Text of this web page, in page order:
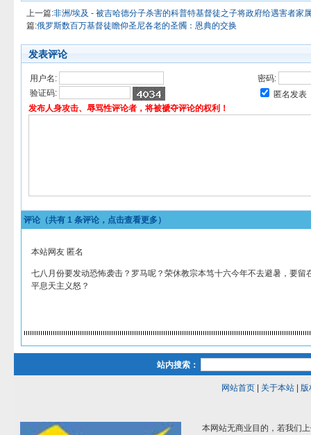
上一篇:非洲/埃及 - 被吉哈德分子杀害的科普特基督徒之子将政府给遇害者家
篇:俄罗斯数百万基督徒瞻仰圣尼各老的圣髑：恩典的交换
发表评论
用户名:
密码:
验证码:
匿名发表
发布人身攻击、辱骂性评论者，将被褫夺评论的权利！
评论（共有 1 条评论，点击查看更多）
本站网友 匿名
七八月份要发动恐怖袭击？罗马呢？荣休教宗本笃十六今年不去避暑，要留
平息天主义怒？
站内搜索：
网站首页| 关于本站| 版
本网站无商业目的，若我们